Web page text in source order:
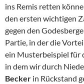
ins Remis retten
den ersten wichtigen
gegen den
Partie, in der die
ein Musterbeispiel für
in dem wir durch
Becker in Rückstand